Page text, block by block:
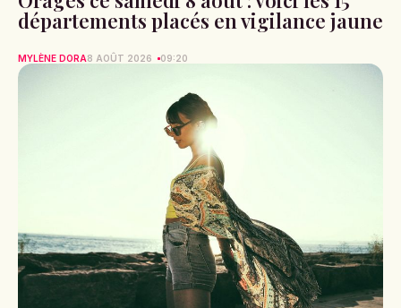
départements placés en vigilance jaune
MYLÈNE DORA8 AOÛT 2026 09:20